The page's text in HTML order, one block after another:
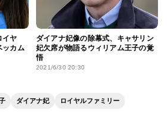
イヤ
ッカム
ダイアナ妃像の除幕式、キャサリン
妃欠席が物語るウィリアム王子の覚
悟
2021/6/30 20:30
ダイアナ妃 ロイヤルファミリー